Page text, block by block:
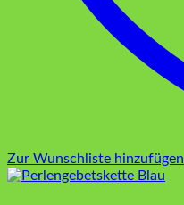
Zur Wunschliste hinzufügen